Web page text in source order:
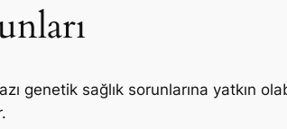
genetik sağlık sorunlarına yatkın